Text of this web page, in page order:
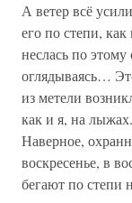
А ветер всё
его по степи,
неслась по
оглядываясь…
из метели
как и я, на
Наверное,
воскресенье, в
бегают по